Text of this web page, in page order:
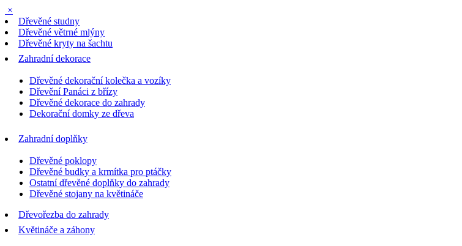
×
Dřevěné studny
Dřevěné větrné mlýny
Dřevěné kryty na šachtu
Zahradní dekorace
Dřevěné dekorační kolečka a vozíky
Dřevění Panáci z břízy
Dřevěné dekorace do zahrady
Dekorační domky ze dřeva
Zahradní doplňky
Dřevěné poklopy
Dřevěné budky a krmítka pro ptáčky
Ostatní dřevěné doplňky do zahrady
Dřevěné stojany na květináče
Dřevořezba do zahrady
Květináče a záhony